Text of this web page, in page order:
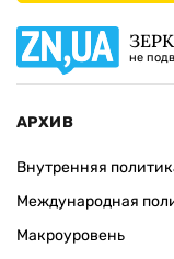
не
АРХИВ
Внутренняя
Международная
Макроуровень